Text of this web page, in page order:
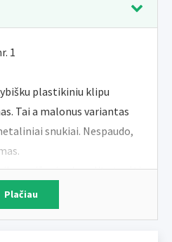
1
plastikiniu klipu
Tai a malonus variantas
snukiai. Nespaudo,
jūs visada galite turėti
Plačiau